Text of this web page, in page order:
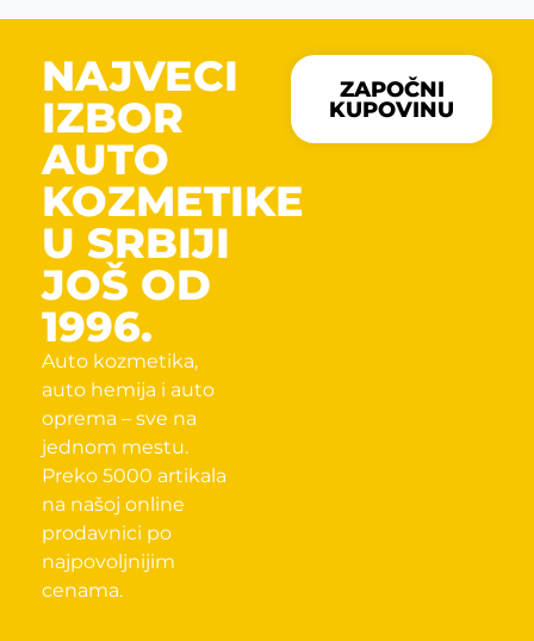
NAJVECI
IZBOR
AUTO
KOZMETIKE
U SRBIJI
JOŠ OD
1996.
Auto kozmetika,
auto hemija i auto
oprema – sve na
jednom mestu.
Preko 5000 artikala
na našoj online
prodavnici po
najpovoljnijim
cenama.
ZAPOČNI
KUPOVINU